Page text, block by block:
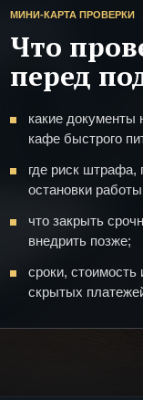
МИНИ-КАРТА ПРОВЕРКИ
Что
перед
какие
кафе быстрого
где риск штрафа,
остановки
что закрыть
внедрить позже;
сроки, стоимость
скрытых